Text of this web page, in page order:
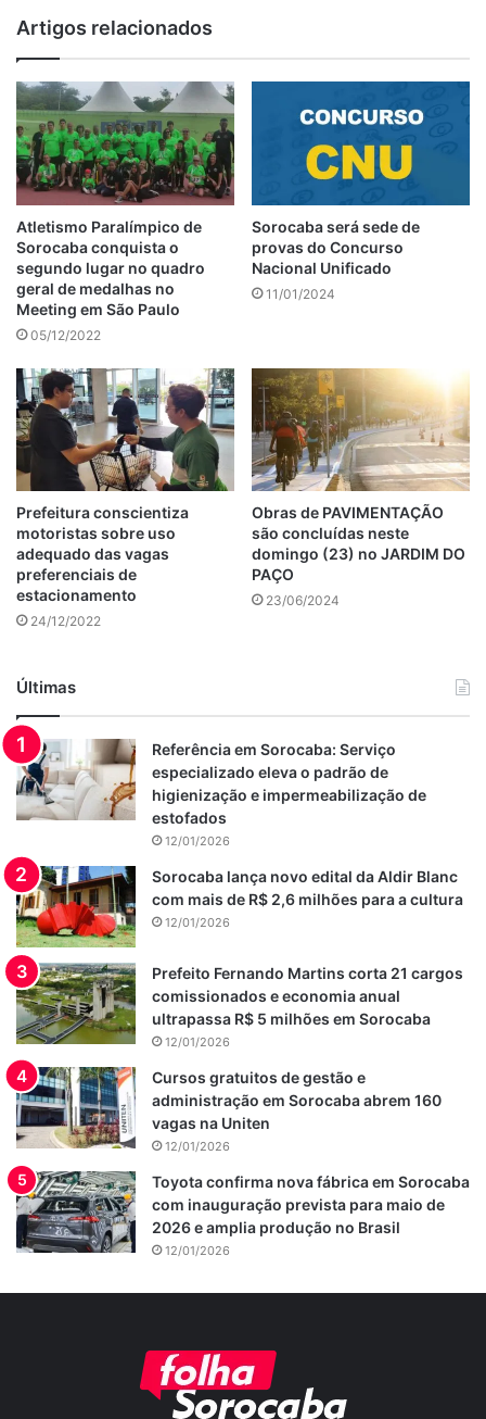
Artigos relacionados
Atletismo Paralímpico de
Sorocaba conquista o
segundo lugar no quadro
geral de medalhas no
Meeting em São Paulo
05/12/2022
Sorocaba será sede de
provas do Concurso
Nacional Unificado
11/01/2024
Prefeitura conscientiza
motoristas sobre uso
adequado das vagas
preferenciais de
estacionamento
24/12/2022
Obras de PAVIMENTAÇÃO
são concluídas neste
domingo (23) no JARDIM DO
PAÇO
23/06/2024
Últimas
Referência em Sorocaba: Serviço
especializado eleva o padrão de
higienização e impermeabilização de
estofados
12/01/2026
Sorocaba lança novo edital da Aldir Blanc
com mais de R$ 2,6 milhões para a cultura
12/01/2026
Prefeito Fernando Martins corta 21 cargos
comissionados e economia anual
ultrapassa R$ 5 milhões em Sorocaba
12/01/2026
Cursos gratuitos de gestão e
administração em Sorocaba abrem 160
vagas na Uniten
12/01/2026
Toyota confirma nova fábrica em Sorocaba
com inauguração prevista para maio de
2026 e amplia produção no Brasil
12/01/2026